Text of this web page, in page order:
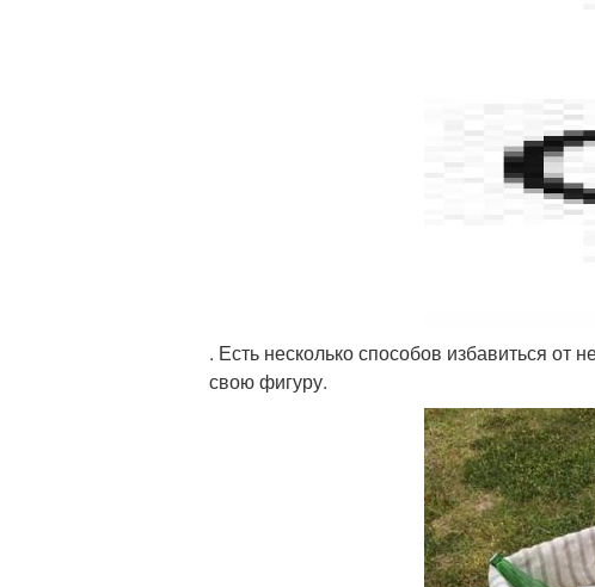
. Есть несколько способов избавиться от
свою фигуру.